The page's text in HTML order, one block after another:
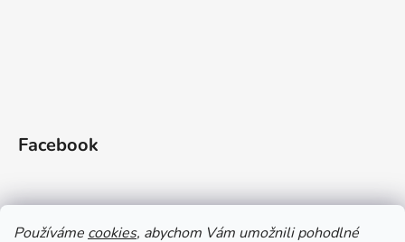
Používáme cookies, abychom Vám umožnili pohodlné
Facebook